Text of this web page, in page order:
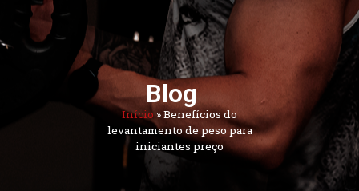
Blog
Início»Benefícios do
levantamento de peso para
iniciantes preço